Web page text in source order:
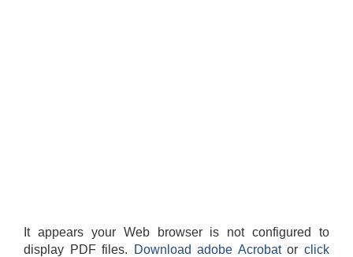
It appears your Web browser is not configured to
display PDF files.
Download adobe Acrobatorclick